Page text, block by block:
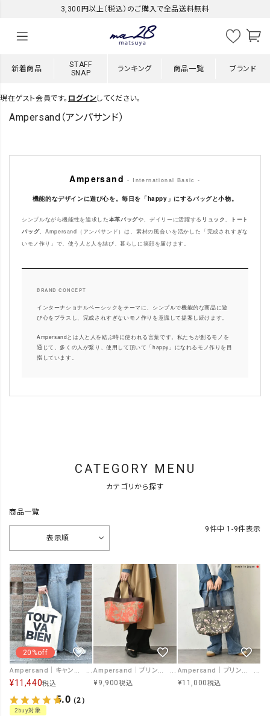
3,300円以上（税込）のご購入で全品送料無料
新着商品
STAFF
SNAP
ランキング 商品一覧 ブランド
現在ゲスト会員です。 ログインしてください。
Ampersand（アンパサンド）
Ampersand- International Basic -
機能的なデザインに遊び心を。毎日を「happy」にするバッグと小物。
シンプルながら機能性を追求した本革バッグや、デイリーに活躍する リュック、
トート
バッグ。Ampersand（アンパサンド）は、素材の風合いを活かした「完成されすぎな
いモノ作り」で、使う人と人を結び、暮らしに笑顔を届けます。
BRAND CONCEPT
インターナショナルベーシックをテーマに、シンプルで機能的な商品に遊
び心をプラスし、完成されすぎないモノ作りを意識して提案し続けます。
Ampersandとは人と人を結ぶ時に使われる言葉です。私たちが創るモノを
通じて、多くの人が繋り、使用して頂いて「happy」になれるモノ作りを目
指しています。
CATEGORY MENU
カテゴリから探す
商品一覧
表示順
9件中 1 -9件表示
20%off
Ampersand｜キャンバスバケットロゴ入りバック [[ER26-S81]][C]
¥11,440税込
5.0（2）
2buy対象
Ampersand｜プリントトートバッグ(M) [[ME-25304]][C]
¥9,900税込
Ampersand｜プリントトートバッグ(L) [[ME-25303]][C]
¥11,000税込